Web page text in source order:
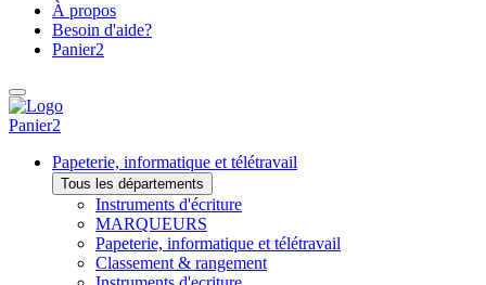
À propos
Besoin d'aide?
Panier2
Panier2
Papeterie, informatique et télétravail
Tous les départements
Instruments d'écriture
MARQUEURS
Papeterie, informatique et télétravail
Classement & rangement